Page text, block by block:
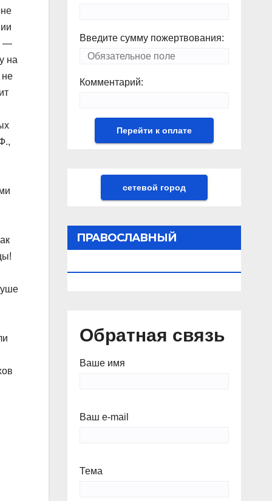
—
на
не
Введите сумму пожертвования:
Комментарий:
сетевой город
ПРАВОСЛАВНЫЙ
Обратная связь
Ваше имя
Ваш e-mail
Тема